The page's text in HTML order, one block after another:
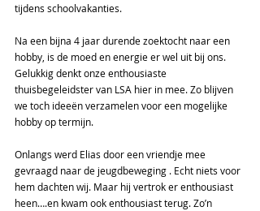
tijdens schoolvakanties.
Na een bijna 4 jaar durende zoektocht naar een
hobby, is de moed en energie er wel uit bij ons.
Gelukkig denkt onze enthousiaste
thuisbegeleidster van LSA hier in mee. Zo blijven
we toch ideeën verzamelen voor een mogelijke
hobby op termijn.
Onlangs werd Elias door een vriendje mee
gevraagd naar de jeugdbeweging . Echt niets voor
hem dachten wij. Maar hij vertrok er enthousiast
heen….en kwam ook enthousiast terug. Zo’n